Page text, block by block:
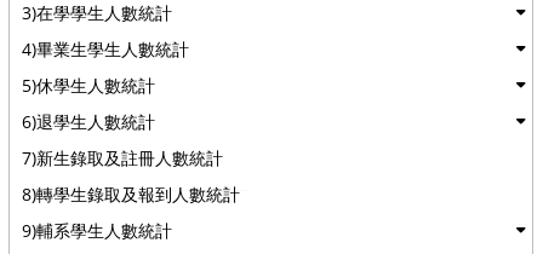
3)在學學生人數統計
4)畢業生學生人數統計
5)休學生人數統計
6)退學生人數統計
7)新生錄取及註冊人數統計
8)轉學生錄取及報到人數統計
9)輔系學生人數統計